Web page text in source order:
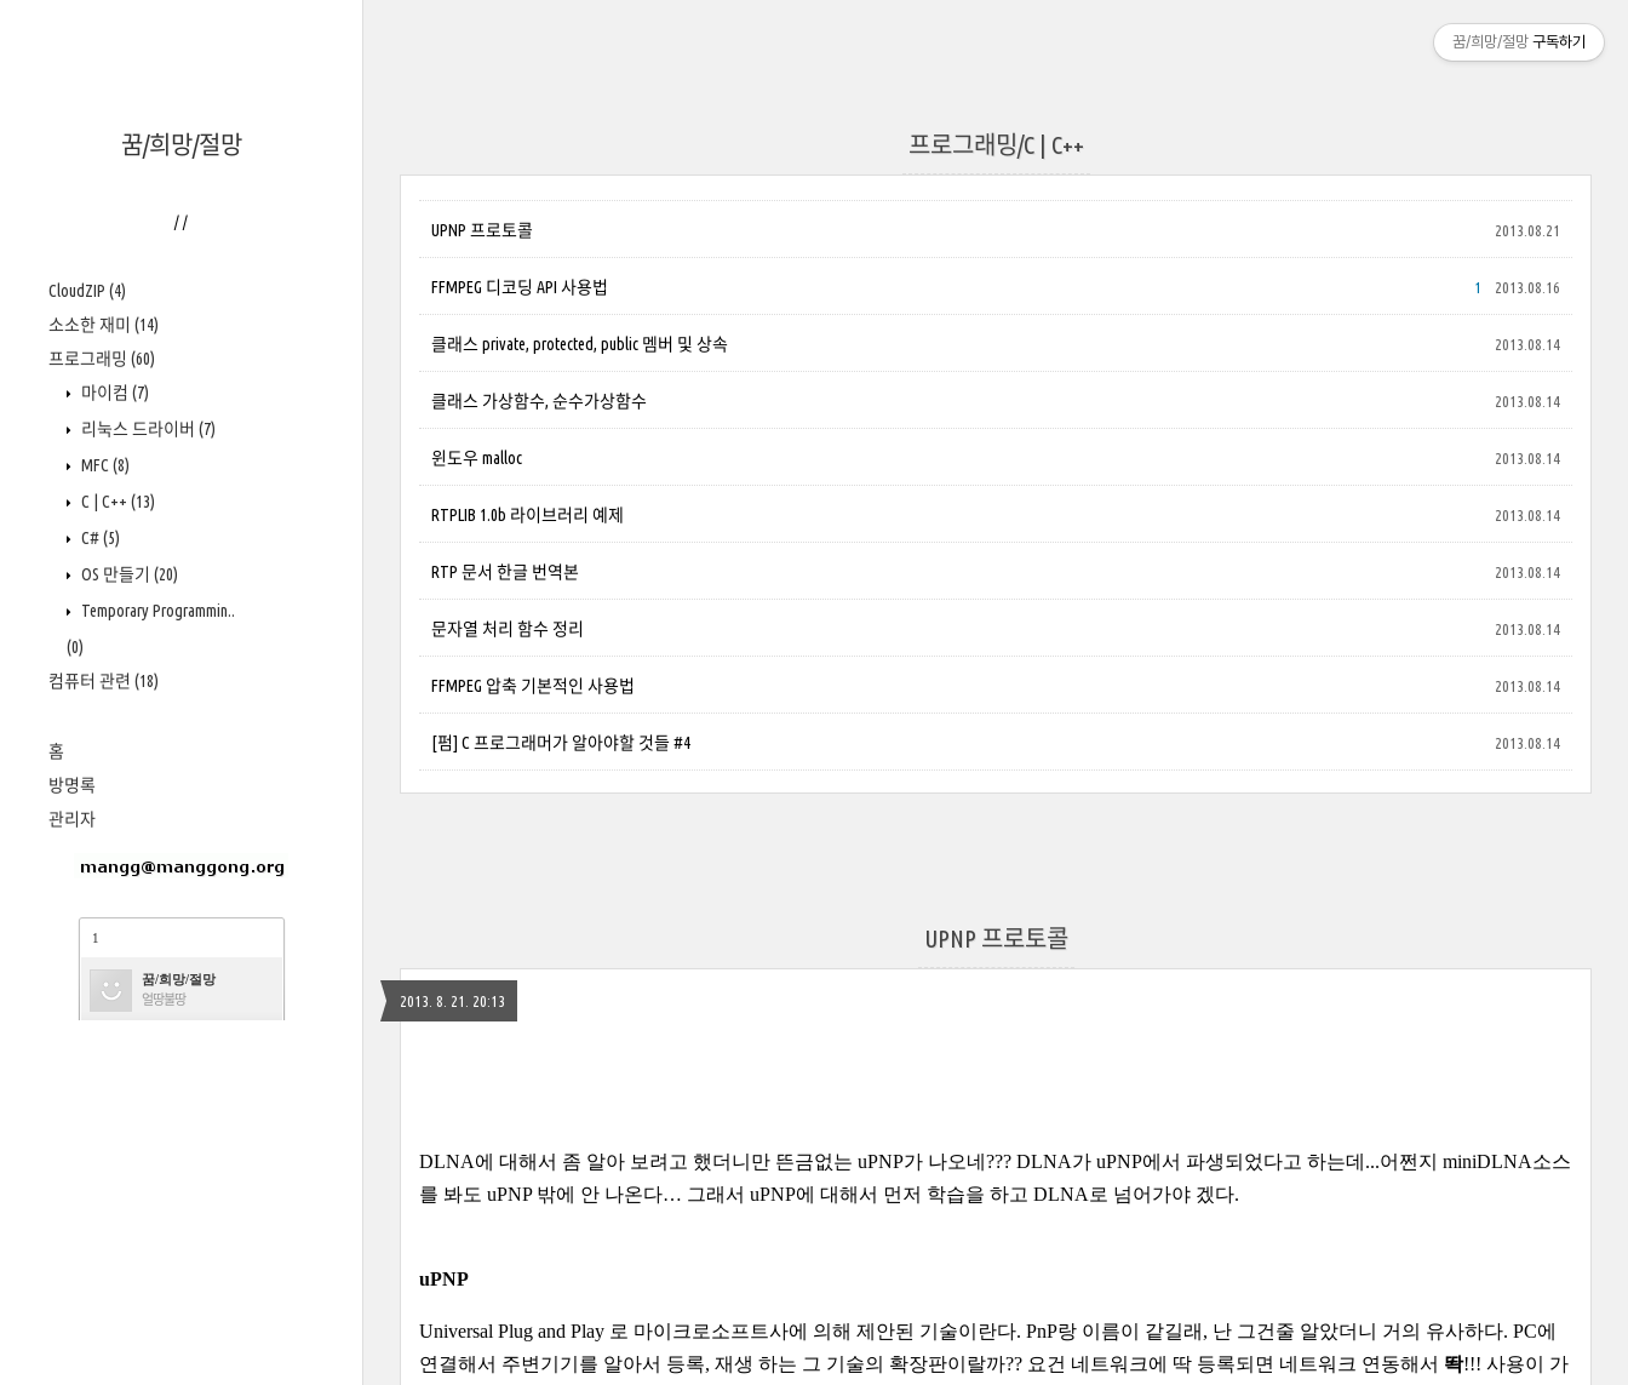
꿈/희망/절망
/ /
CloudZIP (4)
소소한 재미 (14)
프로그래밍 (60)
마이컴 (7)
리눅스 드라이버 (7)
MFC (8)
C | C++ (13)
C#(5)
OS 만들기 (20)
Temporary Programmin..
(0)
컴퓨터 관련 (18)
홈
방명록
관리자
1
꿈/희망/절망
얼땅불땅
프로그래밍/C | C++
UPNP 프로토콜 2013.08.21
FFMPEG 디코딩 API 사용법 2013.08.16
1
클래스 private, protected, public 멤버 및 상속 2013.08.14
클래스 가상함수, 순수가상함수 2013.08.14
윈도우 malloc 2013.08.14
RTPLIB 1.0b 라이브러리 예제 2013.08.14
RTP 문서 한글 번역본 2013.08.14
문자열 처리 함수 정리 2013.08.14
FFMPEG 압축 기본적인 사용법 2013.08.14
[펌] C 프로그래머가 알아야할 것들 #4 2013.08.14
UPNP 프로토콜
2013. 8. 21. 20:13
DLNA에 대해서 좀 알아 보려고 했더니만 뜬금없는 uPNP가 나오네??? DLNA가 uPNP에서 파생되었다고 하는데...어쩐지 miniDLNA소스
를 봐도 uPNP 밖에 안 나온다… 그래서 uPNP에 대해서 먼저 학습을 하고 DLNA로 넘어가야 겠다.
uPNP
Universal Plug and Play 로 마이크로소프트사에 의해 제안된 기술이란다. PnP랑 이름이 같길래, 난 그건줄 알았더니 거의 유사하다. PC에
연결해서 주변기기를 알아서 등록, 재생 하는 그 기술의 확장판이랄까?? 요건 네트워크에 딱 등록되면 네트워크 연동해서 똭!!! 사용이 가
꿈/희망/절망 구독하기